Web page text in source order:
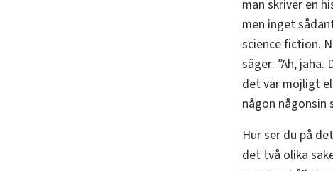
man skriver en
men inget
science fiction.
säger: ”Ah,
det var möjligt
någon någonsin
Hur ser du på
det två olika